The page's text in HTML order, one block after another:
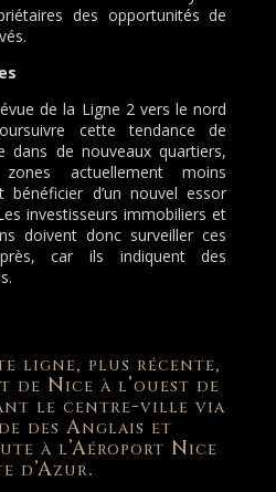
des opportunités de
de la Ligne 2 vers le nord
cette tendance de
dans de nouveaux quartiers,
actuellement moins
bénéficier d’un nouvel essor
investisseurs immobiliers et
doivent donc surveiller ces
car ils indiquent des
ligne, plus récente,
Nice à l’ouest de
le centre-ville via
des Anglais et
à l’Aéroport Nice
d’Azur.